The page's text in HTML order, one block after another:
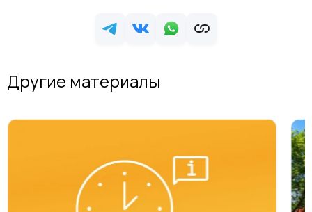
Другие материалы